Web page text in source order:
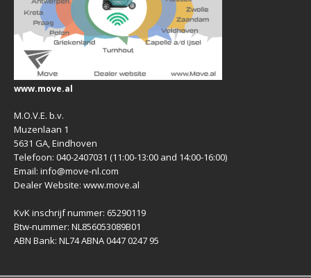
www.move.al
M.O.V.E. b.v.
Muzenlaan 1
5631 GA, Eindhoven
Telefoon: 040-2407031 (11:00-13:00 and 14:00-16:00)
Email: info@move-nl.com
Dealer Website: www.move.al
KvK inschrijf nummer: 65290119
Btw-nummer: NL856053089B01
ABN Bank: NL74 ABNA 0447 0247 95